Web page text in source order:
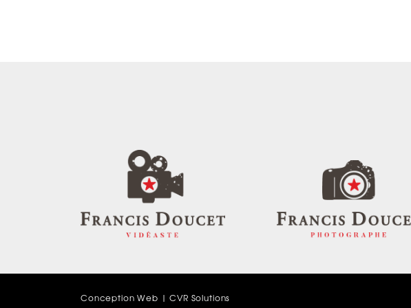
Conception Web |CVR Solutions